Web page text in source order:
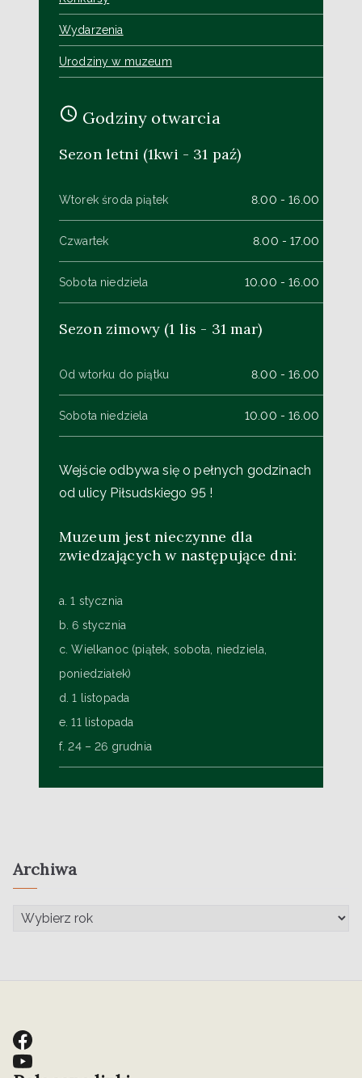
Wydarzenia
Urodziny w muzeum
Godziny otwarcia
Sezon letni (1kwi - 31 paź)
Wtorek środa piątek 8.00 - 16.00
Czwartek 8.00 - 17.00
Sobota niedziela 10.00 - 16.00
Sezon zimowy (1 lis - 31 mar)
Od wtorku do piątku 8.00 - 16.00
Sobota niedziela 10.00 - 16.00
Wejście odbywa się o pełnych godzinach
od ulicy Piłsudskiego 95 !
Muzeum jest nieczynne dla
zwiedzających w następujące dni:
a. 1 stycznia
b. 6 stycznia
c. Wielkanoc (piątek, sobota, niedziela,
poniedziałek)
d. 1 listopada
e. 11 listopada
f. 24 – 26 grudnia
Archiwa